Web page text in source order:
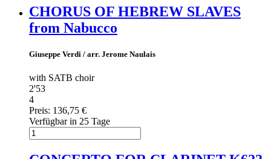
CHORUS OF HEBREW SLAVES
from Nabucco
Giuseppe Verdi / arr. Jerome Naulais
with SATB choir
2'53
4
Preis: 136,75 €
Verfügbar in 25 Tage